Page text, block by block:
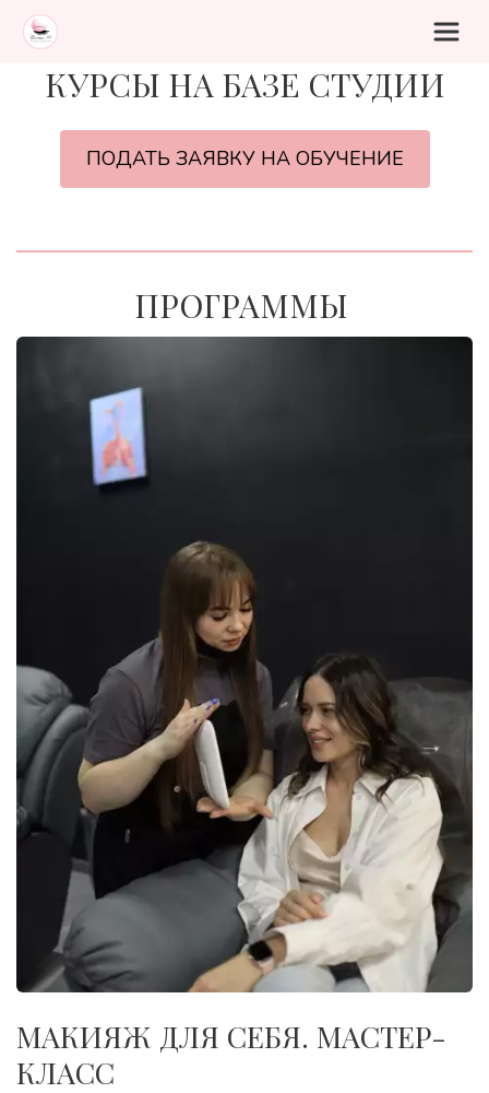
КУРСЫ НА БАЗЕ СТУДИИ
ПОДАТЬ ЗАЯВКУ НА ОБУЧЕНИЕ
ПРОГРАММЫ
МАКИЯЖ ДЛЯ СЕБЯ. МАСТЕР-
КЛАСС